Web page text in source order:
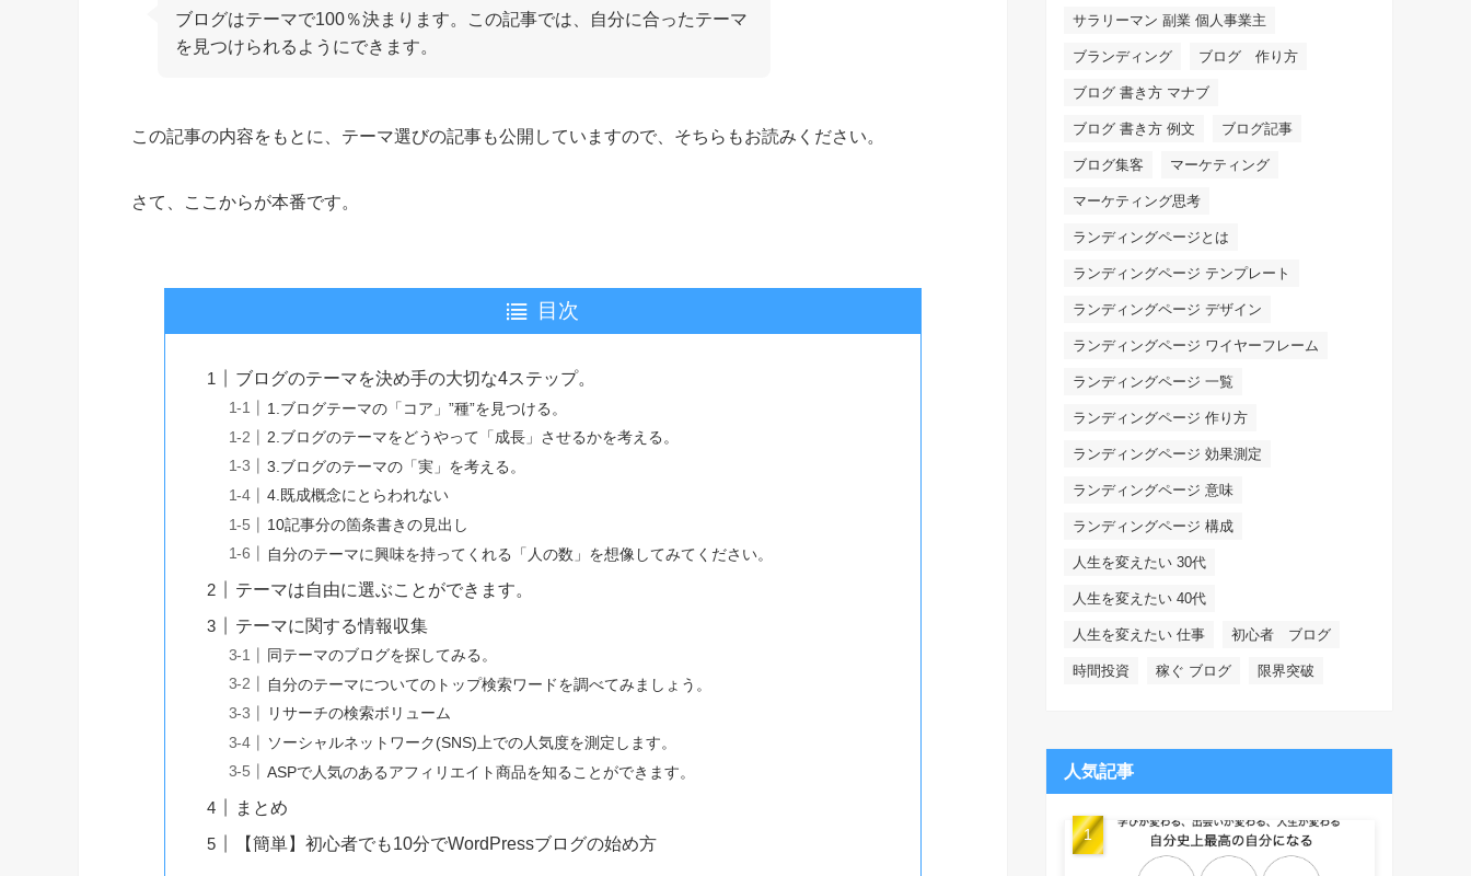
ブログはテーマで100％決まります。この記事では、自分に合ったテーマ
を見つけられるようにできます。
この記事の内容をもとに、テーマ選びの記事も公開していますので、そちらもお読みください。
さて、ここからが本番です。
目次
ブログのテーマを決め手の大切な4ステップ。
1.ブログテーマの「コア」”種”を見つける。
2.ブログのテーマをどうやって「成長」させるかを考える。
3.ブログのテーマの「実」を考える。
4.既成概念にとらわれない
10記事分の箇条書きの見出し
自分のテーマに興味を持ってくれる「人の数」を想像してみてください。
テーマは自由に選ぶことができます。
テーマに関する情報収集
同テーマのブログを探してみる。
自分のテーマについてのトップ検索ワードを調べてみましょう。
リサーチの検索ボリューム
ソーシャルネットワーク(SNS)上での人気度を測定します。
ASPで人気のあるアフィリエイト商品を知ることができます。
まとめ
【簡単】初心者でも10分でWordPressブログの始め方
サラリーマン 副業 個人事業主
ブランディング ブログ 作り方
ブログ 書き方 マナブ
ブログ 書き方 例文 ブログ記事
ブログ集客 マーケティング
マーケティング思考
ランディングページとは
ランディングページ テンプレート
ランディングページ デザイン
ランディングページ ワイヤーフレーム
ランディングページ 一覧
ランディングページ 作り方
ランディングページ 効果測定
ランディングページ 意味
ランディングページ 構成
人生を変えたい 30代
人生を変えたい 40代
人生を変えたい 仕事 初心者 ブログ
時間投資 稼ぐ ブログ 限界突破
人気記事